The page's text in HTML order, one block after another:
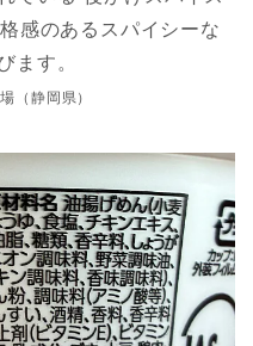
感のあるスパイシーな
ます。
（静岡県）